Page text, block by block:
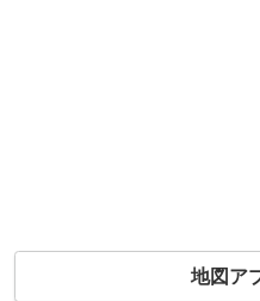
地図ア